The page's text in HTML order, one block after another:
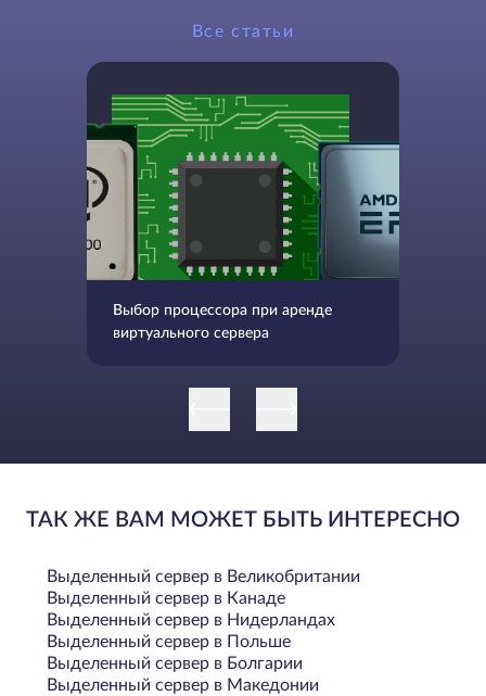
Все статьи
Выбор процессора при аренде
виртуального сервера
ТАК ЖЕ ВАМ МОЖЕТ БЫТЬ ИНТЕРЕСНО
Выделенный сервер в Великобритании
Выделенный сервер в Канаде
Выделенный сервер в Нидерландах
Выделенный сервер в Польше
Выделенный сервер в Болгарии
Выделенный сервер в Македонии